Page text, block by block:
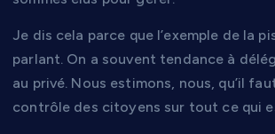
Je dis cela parce que l’exemple de la
parlant. On a souvent tendance à
au privé. Nous estimons, nous, qu’il
contrôle des citoyens sur tout ce qui